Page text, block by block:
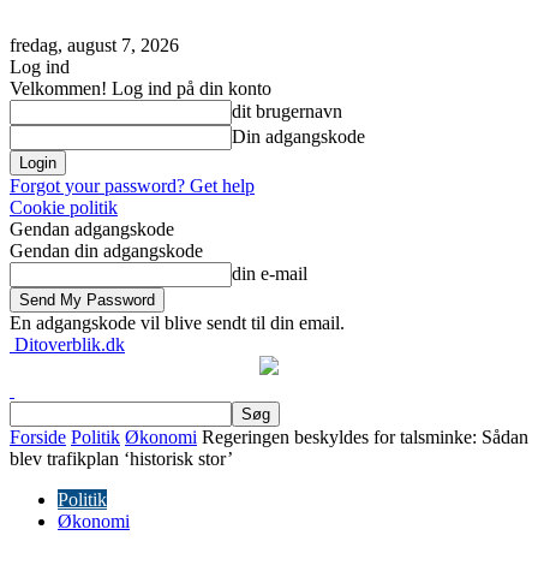
fredag, august 7, 2026
Log ind
Velkommen! Log ind på din konto
dit brugernavn
Din adgangskode
Forgot your password? Get help
Cookie politik
Gendan adgangskode
Gendan din adgangskode
din e-mail
En adgangskode vil blive sendt til din email.
Ditoverblik.dk
Forside Politik Økonomi Regeringen beskyldes for talsminke: Sådan
blev trafikplan ‘historisk stor’
Politik
Økonomi